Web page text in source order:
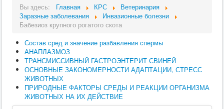
Вы здесь: Главная КРС
Ветеринария
Заразные заболевания
Инвазионные болезни
Бабезиоз крупного рогатого скота
Состав сред и значение разбавления спермы
АНАПЛАЗМОЗ
ТРАНСМИССИВНЫЙ ГАСТРОЭНТЕРИТ СВИНЕЙ
ОСНОВНЫЕ ЗАКОНОМЕРНОСТИ АДАПТАЦИИ, СТРЕСС
ЖИВОТНЫХ
ПРИРОДНЫЕ ФАКТОРЫ СРЕДЫ И РЕАКЦИИ ОРГАНИЗМА
ЖИВОТНЫХ НА ИХ ДЕЙСТВИЕ